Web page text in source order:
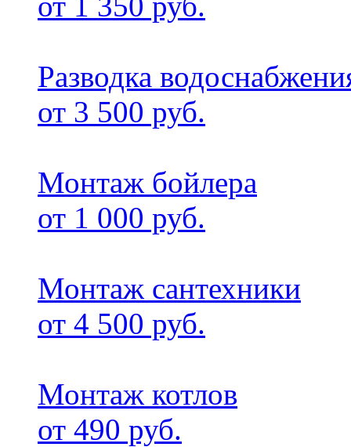
Разводка
от 3 500 руб.
Монтаж бойлера
от 1 000 руб.
Монтаж сантехники
от 4 500 руб.
Монтаж котлов
от 490 руб.